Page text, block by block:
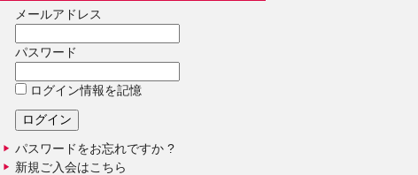
メールアドレス
パスワード
ログイン情報を記憶
パスワードをお忘れですか ?
新規ご入会はこちら